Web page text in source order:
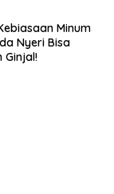
Minum
Nyeri Bisa
Ginjal!